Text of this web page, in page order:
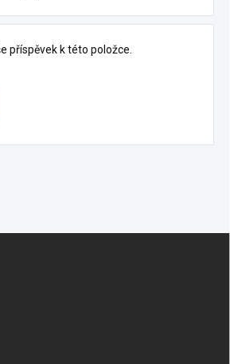
příspěvek k této položce.